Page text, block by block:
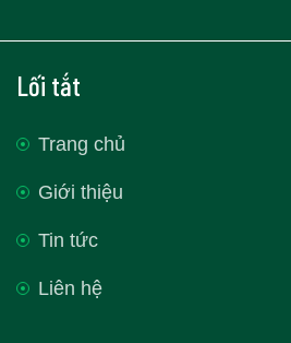
Lối tắt
Trang chủ
Giới thiệu
Tin tức
Liên hệ